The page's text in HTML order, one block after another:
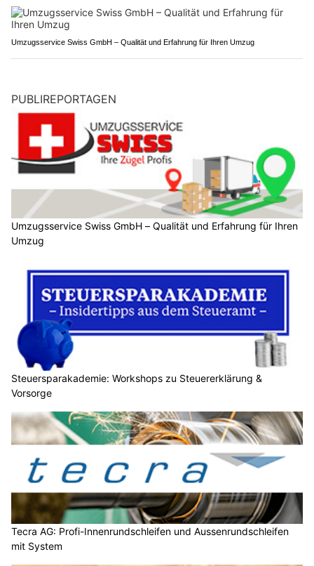
Umzugsservice Swiss GmbH – Qualität und Erfahrung für Ihren Umzug
PUBLIREPORTAGEN
Umzugsservice Swiss GmbH – Qualität und Erfahrung für Ihren
Umzug
Steuersparakademie: Workshops zu Steuererklärung &
Vorsorge
Tecra AG: Profi-Innenrundschleifen und Aussenrundschleifen
mit System